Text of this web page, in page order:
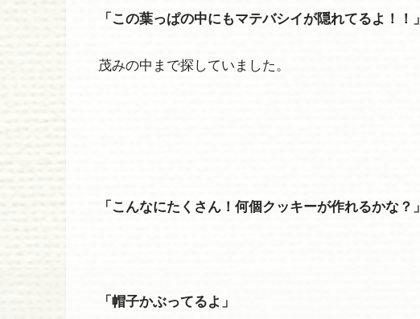
「この葉っぱの中にもマテバシイが隠れてるよ！！」
茂みの中まで探していました。
「こんなにたくさん！何個クッキーが作れるかな？」
「帽子かぶってるよ」